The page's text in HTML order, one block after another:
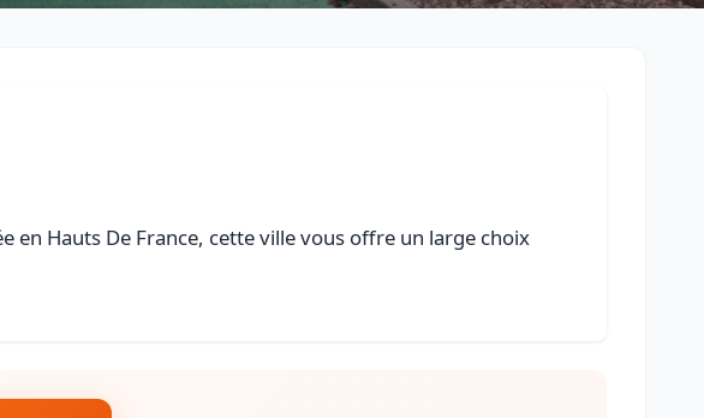
en Hauts De France, cette ville vous offre un large choix